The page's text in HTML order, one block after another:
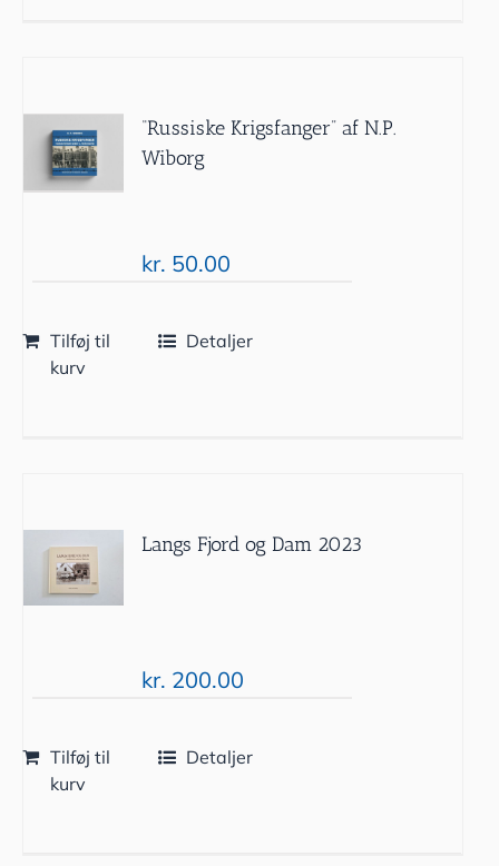
“Russiske Krigsfanger” af N.P.
Wiborg
kr. 50.00
Tilføj til
kurv
Detaljer
Langs Fjord og Dam 2023
kr. 200.00
Tilføj til
kurv
Detaljer